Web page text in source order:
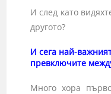
И след като
другото?
И сега най-
превключите
Много хора